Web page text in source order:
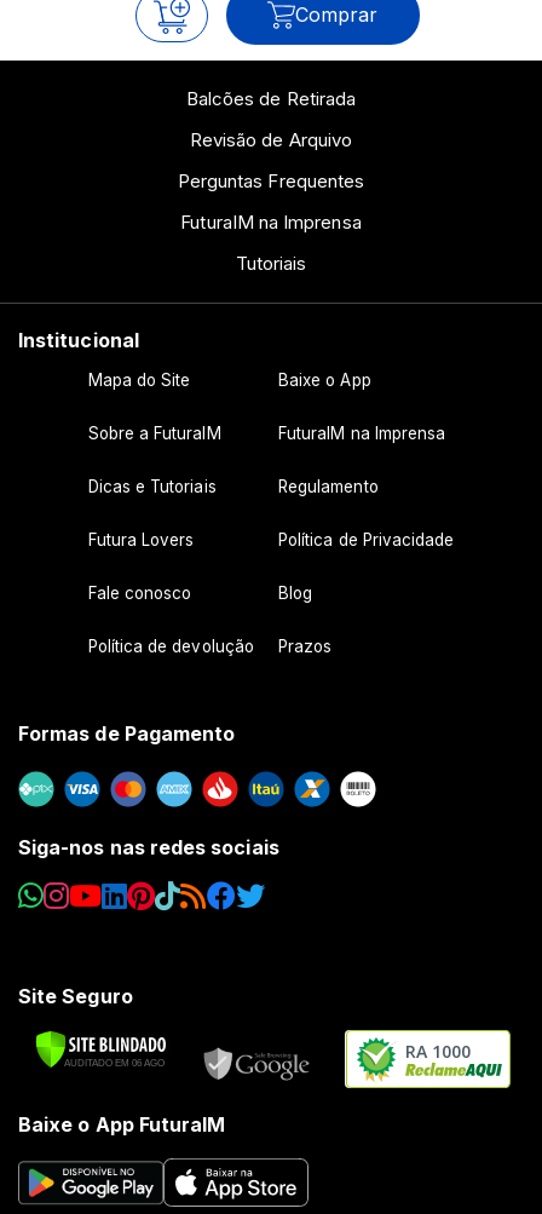
Comprar
Balcões de Retirada
Revisão de Arquivo
Perguntas Frequentes
FuturaIM na Imprensa
Tutoriais
Institucional
Mapa do Site Baixe o App
Sobre a FuturaIM FuturaIM na Imprensa
Dicas e Tutoriais Regulamento
Futura Lovers Política de Privacidade
Fale conosco Blog
Política de devolução Prazos
Formas de Pagamento
Siga-nos nas redes sociais
Site Seguro
RA 1000
Baixe o App FuturaIM